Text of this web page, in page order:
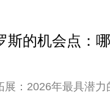
斯的机会点：
：2026年最具潜